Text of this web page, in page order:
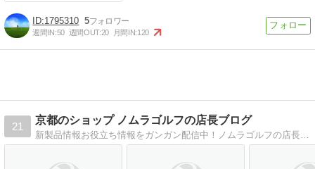
1795310 5
週間IN:50 週間OUT:20 月間IN:120
21
京都のショップ ノムラゴルフの店長ブログ
新製品情報お役立ち情報をガンガン配信中！ノムラゴルフの店長ノムラが、スウィング診断・フィッティングレポもやってます！